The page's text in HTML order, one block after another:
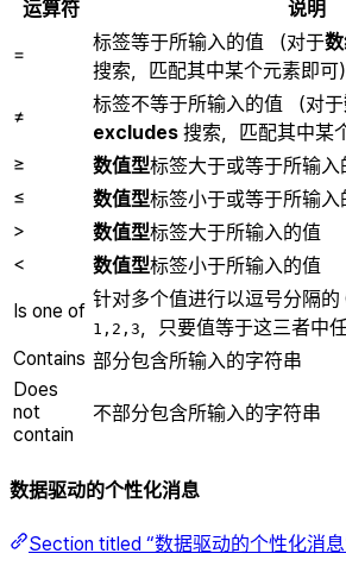
运算符
说明
=
标签等于所输入的值 （对于数
搜索，匹配其中某个元素即可）
≠
标签不等于所输入的值 （对于
excludes 搜索，匹配其中某
≥
数值型标签大于或等于所输入
≤
数值型标签小于或等于所输入
>
数值型标签大于所输入的值
<
数值型标签小于所输入的值
Is one of
针对多个值进行以逗号分隔的
1,2,3
，只要值等于这三者中
Contains 部分包含所输入的字符串
Does
not
contain
不部分包含所输入的字符串
数据驱动的个性化消息
Section titled “数据驱动的个性化消